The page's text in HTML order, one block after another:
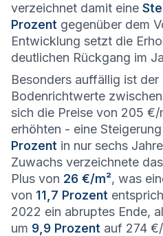
verzeichnet damit eine
Prozent gegenüber dem
Entwicklung setzt die
deutlichen Rückgang im
Besonders auffällig ist
Bodenrichtwerte
sich die Preise von 205 €/
erhöhten - eine
Prozent in nur sechs
Zuwachs verzeichnete
Plus von 26 €/m², was
von 11,7 Prozent
2022 ein abruptes Ende,
um 9,9 Prozent auf 274